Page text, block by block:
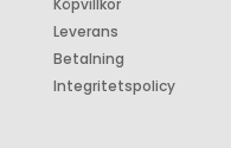
Köpvillkor
Leverans
Betalning
Integritetspolicy